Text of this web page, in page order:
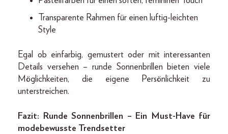
Transparente Rahmen für einen luftig-leichten
Style
Egal ob einfarbig, gemustert oder mit interessanten
Details versehen – runde Sonnenbrillen bieten viele
Möglichkeiten, die eigene Persönlichkeit zu
unterstreichen.
Fazit: Runde Sonnenbrillen – Ein Must-Have für
modebewusste Trendsetter